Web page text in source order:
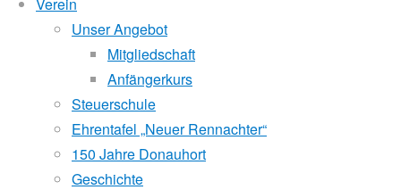
Unser Angebot
Mitgliedschaft
Anfängerkurs
Steuerschule
Ehrentafel „Neuer Rennachter“
150 Jahre Donauhort
Geschichte
Sternfahrtergebnisse
Liegt der Wasserstand in Korneuburg (KORN)
beim Donauhort nicht gerudert.
Pegelstände (DoRIS)
Seichtstellen
Schleusenstatus